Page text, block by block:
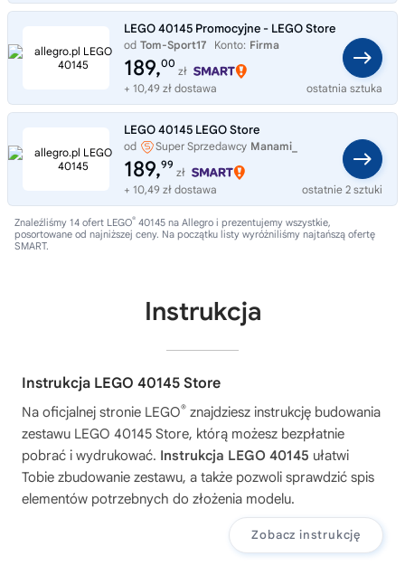
LEGO 40145 Promocyjne - LEGO Store
od Tom-Sport17 Konto: Firma
189,00
zł
+ 10,49 zł dostawa
ostatnia sztuka
LEGO 40145 LEGO Store
od Super Sprzedawcy Manami_
189,99
zł
+ 10,49 zł dostawa
ostatnie 2 sztuki
Znaleźliśmy 14 ofert LEGO® 40145 na Allegro i prezentujemy wszystkie,
posortowane od najniższej ceny. Na początku listy wyróżniliśmy najtańszą ofertę
SMART.
Instrukcja
Instrukcja LEGO 40145 Store
Na oficjalnej stronie LEGO® znajdziesz instrukcję budowania
zestawu LEGO 40145 Store, którą możesz bezpłatnie
pobrać i wydrukować. Instrukcja LEGO 40145 ułatwi
Tobie zbudowanie zestawu, a także pozwoli sprawdzić spis
elementów potrzebnych do złożenia modelu.
Zobacz instrukcję